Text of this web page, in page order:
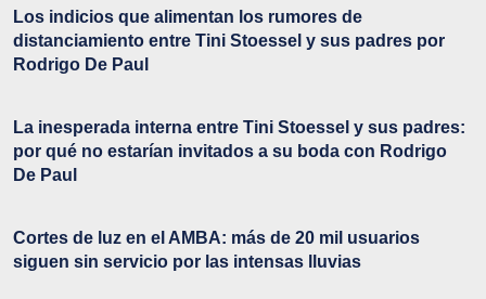
Los indicios que alimentan los rumores de
distanciamiento entre Tini Stoessel y sus padres por
Rodrigo De Paul
La inesperada interna entre Tini Stoessel y sus padres:
por qué no estarían invitados a su boda con Rodrigo
De Paul
Cortes de luz en el AMBA: más de 20 mil usuarios
siguen sin servicio por las intensas lluvias